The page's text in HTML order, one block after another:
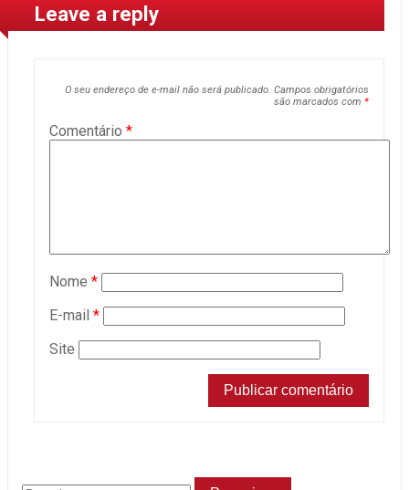
Leave a reply
O seu endereço de e-mail não será publicado. Campos obrigatórios
são marcados com *
Comentário *
Nome *
E-mail *
Site